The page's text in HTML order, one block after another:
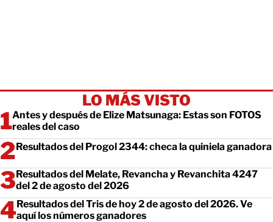
LO MÁS VISTO
Antes y después de Elize Matsunaga: Estas son FOTOS
reales del caso
Resultados del Progol 2344: checa la quiniela ganadora
Resultados del Melate, Revancha y Revanchita 4247
del 2 de agosto del 2026
Resultados del Tris de hoy 2 de agosto del 2026. Ve
aquí los números ganadores